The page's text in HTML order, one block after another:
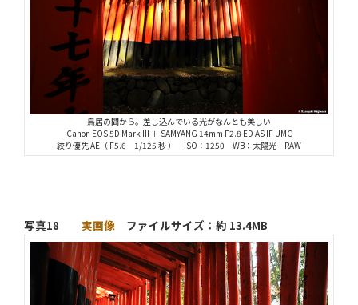
鳥居の間から。差し込んでいる光がなんとも美しい
Canon EOS 5D Mark III ＋ SAMYANG 14mm F2.8 ED AS IF UMC
絞り優先 AE（ F5.6 1/125 秒 ） ISO：1250 WB：太陽光 RAW
写真18 実画像 ファイルサイズ：約 13.4MB